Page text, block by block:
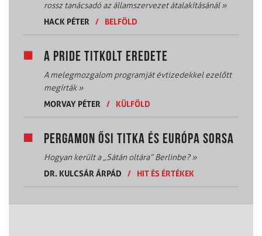
rossz tanácsadó az államszervezet átalakításánál»
HACK PÉTER
/ BELFÖLD
A PRIDE TITKOLT EREDETE
A melegmozgalom programját évtizedekkel ezelőtt
megírták»
MORVAY PÉTER
/ KÜLFÖLD
PERGAMON ŐSI TITKA ÉS EURÓPA SORSA
Hogyan került a „Sátán oltára” Berlinbe?»
DR. KULCSÁR ÁRPÁD
/ HIT ÉS ÉRTÉKEK